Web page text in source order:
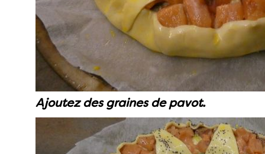
Ajoutez des graines de pavot.